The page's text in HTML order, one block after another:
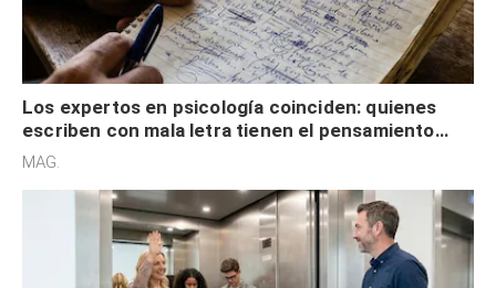
Los expertos en psicología coinciden: quienes
escriben con mala letra tienen el pensamiento
acelerado y no lo hacen por desinterés
MAG.